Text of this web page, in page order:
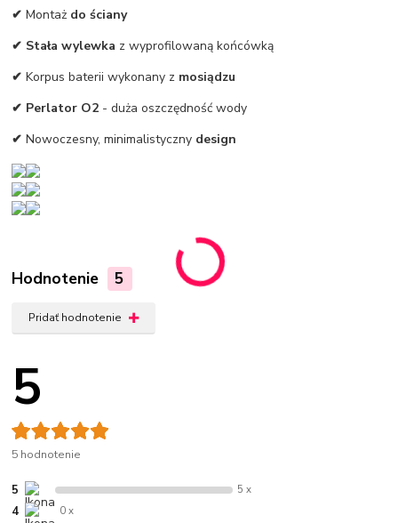
✔ Montaż do ściany
✔ Stała wylewka z wyprofilowaną końcówką
✔ Korpus baterii wykonany z mosiądzu
✔ Perlator O2 - duża oszczędność wody
✔ Nowoczesny, minimalistyczny design
Hodnotenie 5
Pridať hodnotenie
5
5 hodnotenie
5 5 x
4 0 x